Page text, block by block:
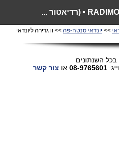
>> יונדאי סנטה-פה >> וו גרירה ליונדאי
בכל השנתונים
08-9765601 או צור קשר